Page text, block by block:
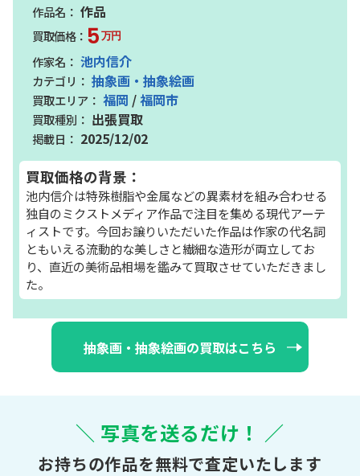
作品
5万円
池内信介
抽象画・抽象絵画
福岡 /福岡市
出張買取
2025/12/02
買取価格の背景：
池内信介は特殊樹脂や金属などの異素材を組み合わせる
独自のミクストメディア作品で注目を集める現代アーテ
ィストです。今回お譲りいただいた作品は作家の代名詞
ともいえる流動的な美しさと繊細な造形が両立してお
り、直近の美術品相場を鑑みて買取させていただきまし
た。
抽象画・抽象絵画の買取はこちら
＼ 写真を送るだけ！ ／
お持ちの作品を無料で査定いたします